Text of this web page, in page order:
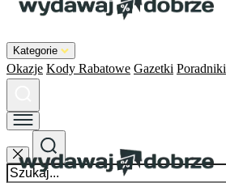
Kategorie
Okazje Kody Rabatowe Gazetki Poradniki